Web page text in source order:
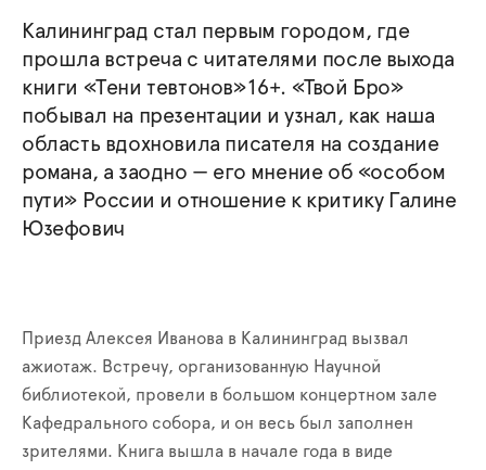
Калининград стал первым городом, где
прошла встреча с читателями после выхода
книги «Тени тевтонов»16+. «Твой Бро»
побывал на презентации и узнал, как наша
область вдохновила писателя на создание
романа, а заодно — его мнение об «особом
пути» России и отношение к критику Галине
Юзефович
Приезд Алексея Иванова в Калининград вызвал
ажиотаж. Встречу, организованную Научной
библиотекой, провели в большом концертном зале
Кафедрального собора, и он весь был заполнен
зрителями. Книга вышла в начале года в виде